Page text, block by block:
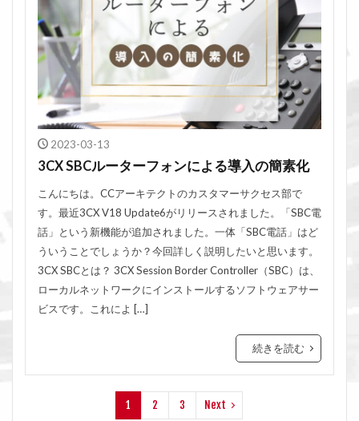
2023-03-13
3CX SBCルーターフォンによる導入の簡素化
こんにちは。CCアーキテクトのカスタマーサクセス部で
す。最近3CX V18 Update6がリリースされました。「SBC電
話」という新機能が追加されました。一体「SBC電話」はど
ういうことでしょうか？今回詳しく説明したいと思います。
3CX SBCとは？ 3CX Session Border Controller（SBC）は、
ローカルネットワークにインストールするソフトウェアサー
ビスです。これによ […]
続きを読む
1 2 3 Next